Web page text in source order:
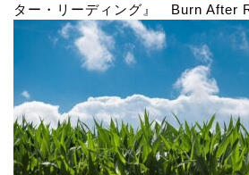
ター・リーディング』 Burn After